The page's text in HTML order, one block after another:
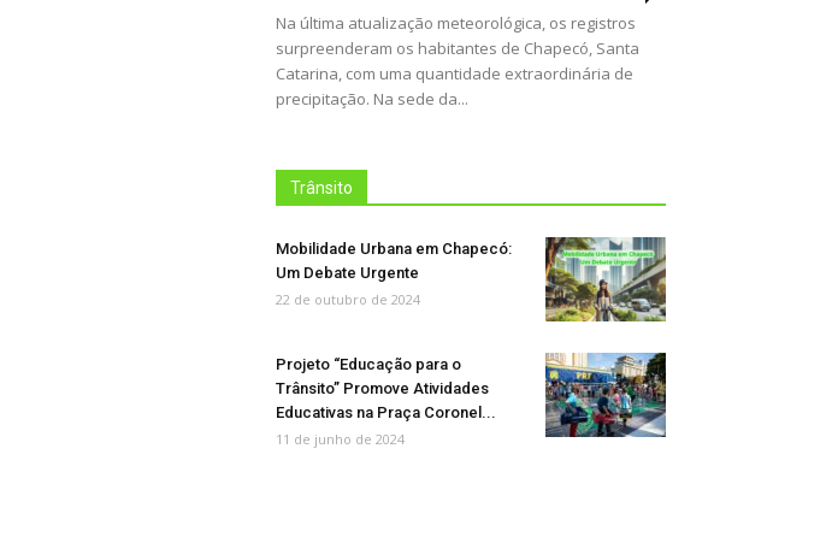
Na última atualização meteorológica, os registros
surpreenderam os habitantes de Chapecó, Santa
Catarina, com uma quantidade extraordinária de
precipitação. Na sede da...
Trânsito
Mobilidade Urbana em Chapecó:
Um Debate Urgente
22 de outubro de 2024
Projeto “Educação para o
Trânsito” Promove Atividades
Educativas na Praça Coronel...
11 de junho de 2024